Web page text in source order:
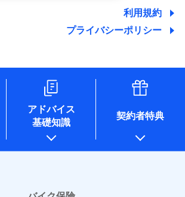
ている保険会社・提携会社の保険その他に
託業務遂行のため、またそれらに付帯、関
他の保険会社の商品・サービスをご提案す
ていただくことがあります。）
催のため
ンペーン等の実施のため
手続き・管理等付帯業務を行うため
けている保険会社の情報は、保険会社
に掲載しておりますので、ご確認くださ
利用規約
プライバシーポリシー
アドバイス
基礎知識
契約者特典